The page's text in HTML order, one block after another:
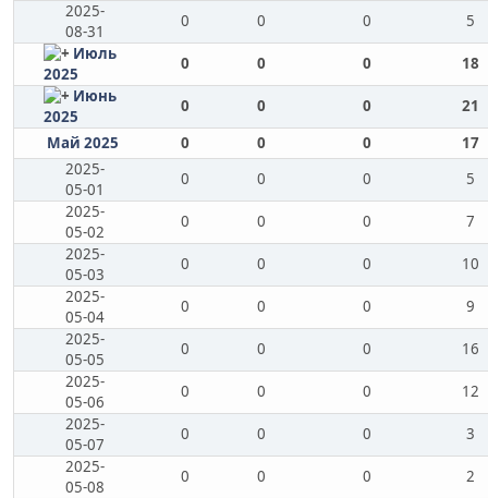
2025-
08-31
0 0 0
5
Июль
2025
0 0 0
18
Июнь
2025
0 0 0
21
Май 2025
0 0 0
17
2025-
05-01
0 0 0
5
2025-
05-02
0 0 0
7
2025-
05-03
0 0 0
10
2025-
05-04
0 0 0
9
2025-
05-05
0 0 0
16
2025-
05-06
0 0 0
12
2025-
05-07
0 0 0
3
2025-
05-08
0 0 0
2